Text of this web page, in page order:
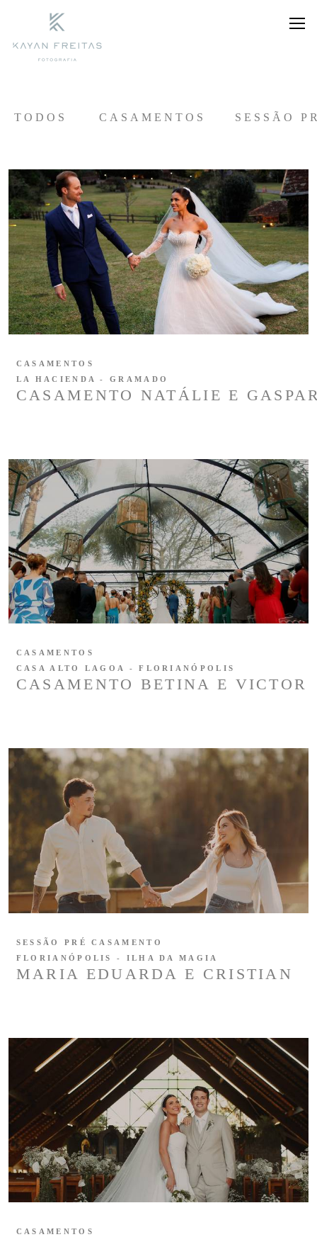
TODOS CASAMENTOS SESSÃO
CASAMENTO NATÁLIE E
CASAMENTOS
LA HACIENDA - GRAMADO
CASAMENTO BETINA E VICTOR
CASAMENTOS
CASA ALTO LAGOA - FLORIANÓPOLIS
MARIA EDUARDA E CRISTIAN
SESSÃO PRÉ CASAMENTO
FLORIANÓPOLIS - ILHA DA MAGIA
CASAMENTOS